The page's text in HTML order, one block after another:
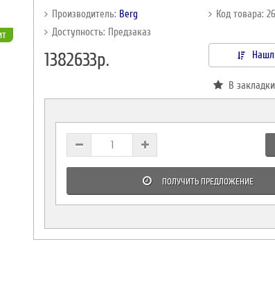
Производитель: Berg
Код товара:
Доступность: Предзаказ
1382633р.
В закладки
ПОЛУЧИТЬ ПРЕДЛОЖЕНИЕ